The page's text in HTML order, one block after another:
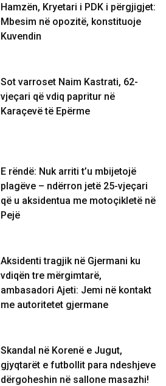
Hamzën, Kryetari i PDK i përgjigjet:
Mbesim në opozitë, konstituoje
Kuvendin
Sot varroset Naim Kastrati, 62-
vjeçari që vdiq papritur në
Karaçevë të Epërme
E rëndë: Nuk arriti t’u mbijetojë
plagëve – ndërron jetë 25-vjeçari
që u aksidentua me motoçikletë në
Pejë
Aksidenti tragjik në Gjermani ku
vdiqën tre mërgimtarë,
ambasadori Ajeti: Jemi në kontakt
me autoritetet gjermane
Skandal në Korenë e Jugut,
gjyqtarët e futbollit para ndeshjeve
dërgoheshin në sallone masazhi!